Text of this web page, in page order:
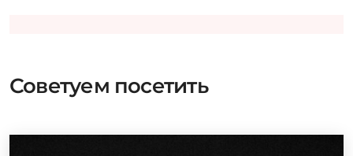
Советуем посетить